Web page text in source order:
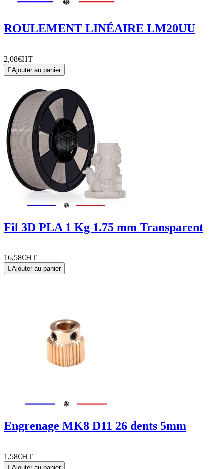
ROULEMENT LINÉAIRE LM20UU
2,08€HT
Ajouter au panier
Fil 3D PLA 1 Kg 1.75 mm Transparent
16,58€HT
Ajouter au panier
Engrenage MK8 D11 26 dents 5mm
1,58€HT